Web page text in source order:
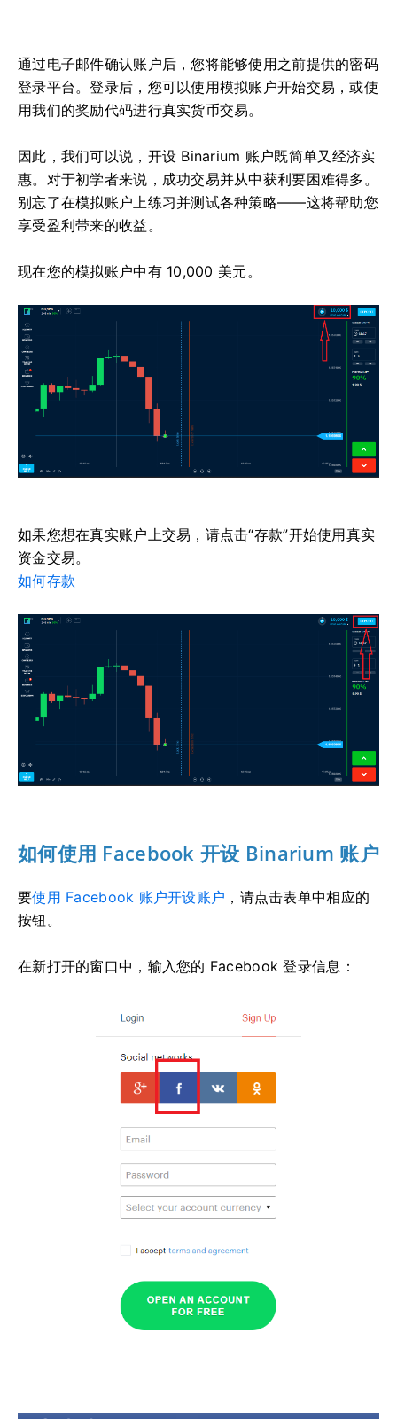
通过电子邮件确认账户后，您将能够使用之前提供的密码
登录平台。登录后，您可以使用模拟账户开始交易，或使
用我们的奖励代码进行真实货币交易。
因此，我们可以说，开设 Binarium 账户既简单又经济实
惠。对于初学者来说，成功交易并从中获利要困难得多。
别忘了在模拟账户上练习并测试各种策略——这将帮助您
享受盈利带来的收益。
现在您的模拟账户中有 10,000 美元。
如果您想在真实账户上交易，请点击“存款”开始使用真实
资金交易。
如何存款
如何使用 Facebook 开设 Binarium 账户
要使用 Facebook 账户开设账户 ，请点击表单中相应的
按钮。
在新打开的窗口中，输入您的 Facebook 登录信息：